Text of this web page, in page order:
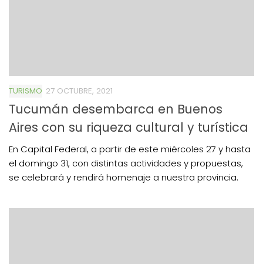
TURISMO 27 OCTUBRE, 2021
Tucumán desembarca en Buenos
Aires con su riqueza cultural y turística
En Capital Federal, a partir de este miércoles 27 y hasta
el domingo 31, con distintas actividades y propuestas,
se celebrará y rendirá homenaje a nuestra provincia.